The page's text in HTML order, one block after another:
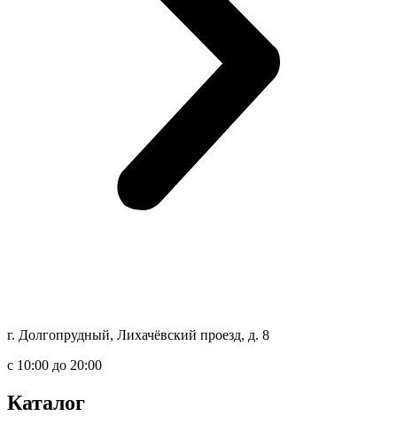
г. Долгопрудный, Лихачёвский проезд, д. 8
c 10:00 до 20:00
Каталог